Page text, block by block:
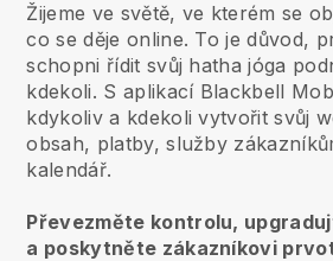
Žijeme ve světě, ve kterém se
co se děje online. To je důvod,
schopni řídit svůj hatha jóga
kdekoli. S aplikací Blackbell
kdykoliv a kdekoli vytvořit svůj
obsah, platby, služby
kalendář.
Převezměte kontrolu,
a poskytněte zákazníkovi